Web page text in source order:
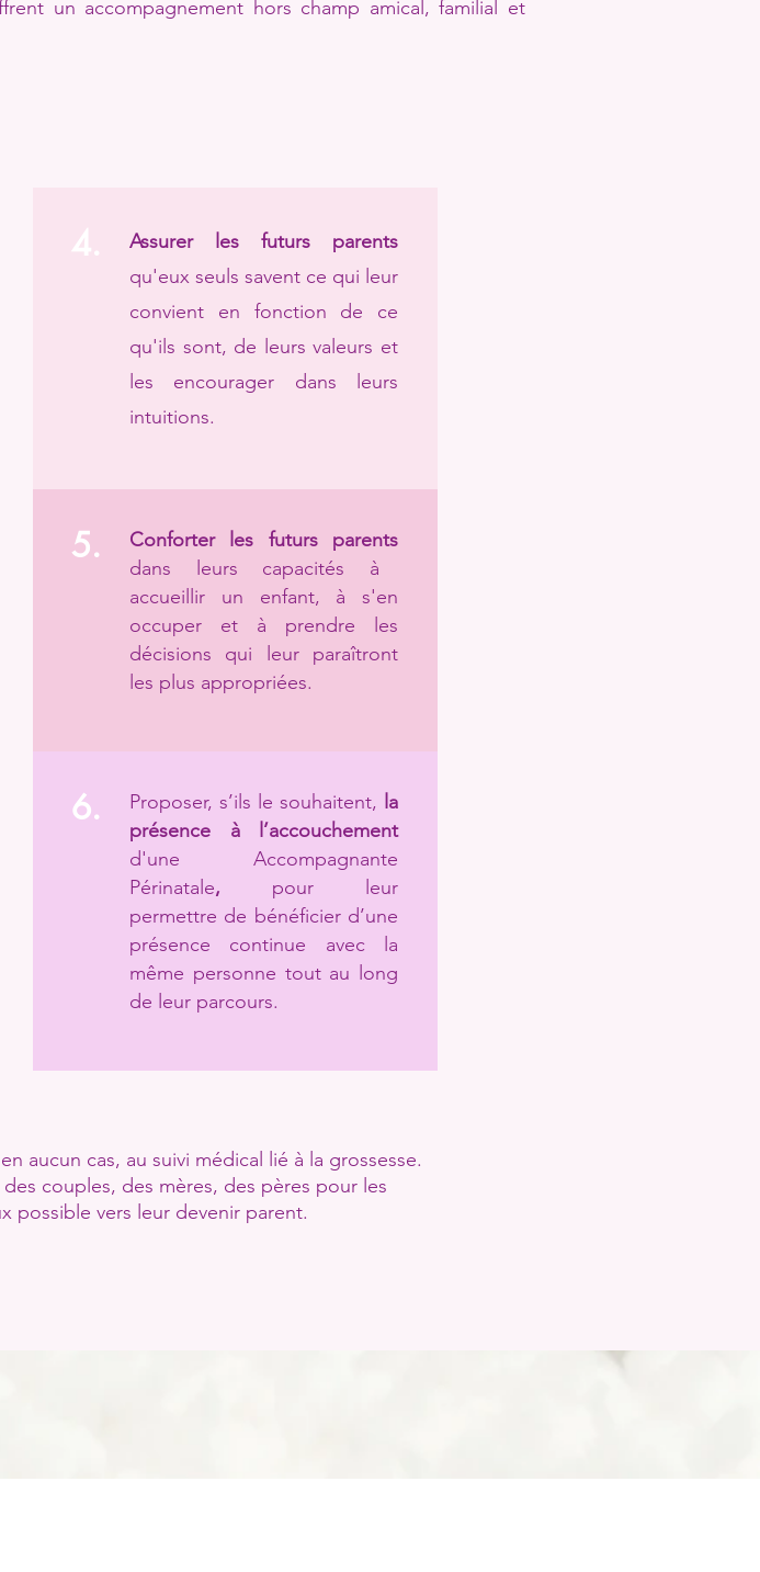
un accompagnement hors champ amical, familial et
4.
Assurer les futurs parents
qu'eux seuls savent ce qui leur
convient en fonction de ce
qu'ils sont, de leurs valeurs et
les encourager dans leurs
intuitions.
5.
Conforter les futurs parents
dans leurs capacités à
accueillir un enfant, à s'en
occuper et à prendre les
décisions qui leur paraîtront
les plus appropriées.
6. Proposer, s’ils le souhaitent, la
présence à l’accouchement
d'une Accompagnante
Périnatale, pour leur
permettre de bénéficier d’une
présence continue avec la
même personne tout au long
de leur parcours.
aucun cas, au suivi médical lié à la grossesse.
couples, des mères, des pères pour les
possible vers leur devenir parent.